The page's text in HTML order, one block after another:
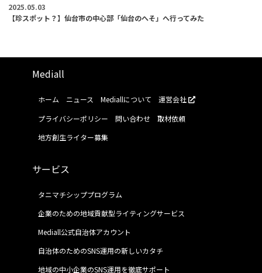
2025.05.03
【珍スポット？】仙台市の中心部「仙台のへそ」へ行ってみた
Mediall
ホーム ニュース Mediallについて
運営会社
プライバシーポリシー
問い合わせ
取材依頼
地方創生ライター募集
サービス
タニマチシッププログラム
企業のための地域貢献型ライティングサービス
Mediall公式自治体アカウント
自治体のためのSNS運用の新しいカタチ
地域の中小企業のSNS運用を徹底サポート